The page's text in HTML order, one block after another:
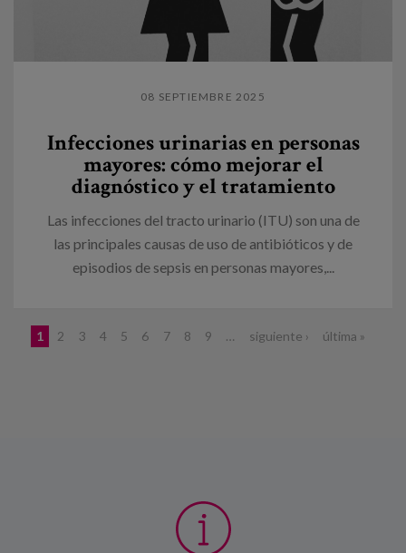
08 SEPTIEMBRE 2025
Infecciones urinarias en personas
mayores: cómo mejorar el
diagnóstico y el tratamiento
Las infecciones del tracto urinario (ITU) son una de
las principales causas de uso de antibióticos y de
episodios de sepsis en personas mayores,...
Páginas
1 2 3 4 5 6 7 8 9 … siguiente › última »